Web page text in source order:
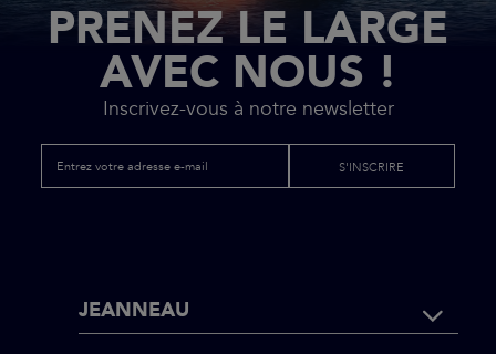
PRENEZ LE LARGE
AVEC NOUS !
Inscrivez-vous à notre newsletter
S'INSCRIRE
JEANNEAU